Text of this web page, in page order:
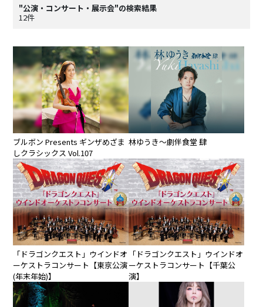
"公演・コンサート・展示会"の検索結果
12件
ブルボン Presents ギンザめざま
しクラシックス Vol.107
林ゆうき〜劇伴⾷堂 肆
「ドラゴンクエスト」ウインドオ
ーケストラコンサート【東京公演
(年末年始)】
「ドラゴンクエスト」ウインドオ
ーケストラコンサート【千葉公
演】